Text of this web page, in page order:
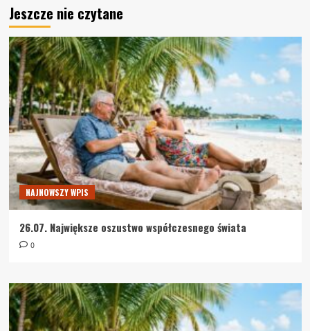
Jeszcze nie czytane
NAJNOWSZY WPIS
26.07. Największe oszustwo współczesnego świata
0